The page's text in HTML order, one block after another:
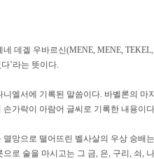
네 데겔 우바르신(MENE, MENE,
’라는 뜻이다.
니엘서에 기록된 말씀이다. 바벨론의 마
손가락이 아람어 글씨로 기록한 내용이
멸망으로 떨어뜨린 벨사살의 우상 숭배
으로 술을 마시고는 그 금, 은, 구리, 쇠,